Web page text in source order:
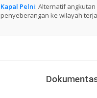
Kapal Pelni: Alternatif
penyeberangan ke wilayah